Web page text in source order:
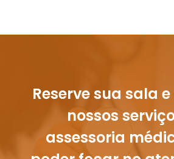
Reserve sua sala
nossos
assessoria